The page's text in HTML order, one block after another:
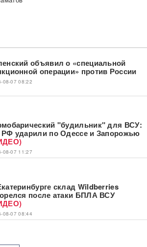
объявил о «специальной
операции» против России
08-07 08:22
"будильник" для ВСУ:
ударили по Одессе и Запорожью
08-07 11:27
склад Wildberries
после атаки БПЛА ВСУ
08-07 08:44